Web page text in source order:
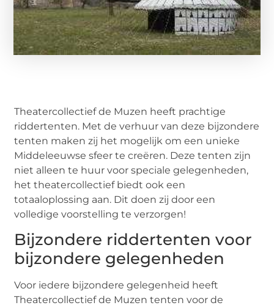
Theatercollectief de Muzen heeft prachtige
riddertenten. Met de verhuur van deze bijzondere
tenten maken zij het mogelijk om een unieke
Middeleeuwse sfeer te creëren. Deze tenten zijn
niet alleen te huur voor speciale gelegenheden,
het theatercollectief biedt ook een
totaaloplossing aan. Dit doen zij door een
volledige voorstelling te verzorgen!
Bijzondere riddertenten voor
bijzondere gelegenheden
Voor iedere bijzondere gelegenheid heeft
Theatercollectief de Muzen tenten voor de